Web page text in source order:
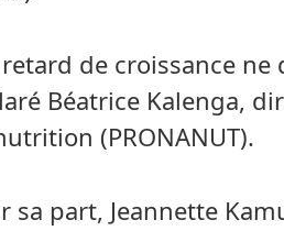
retard de croissance
Béatrice Kalenga,
(PRONANUT).
sa part, Jeannette